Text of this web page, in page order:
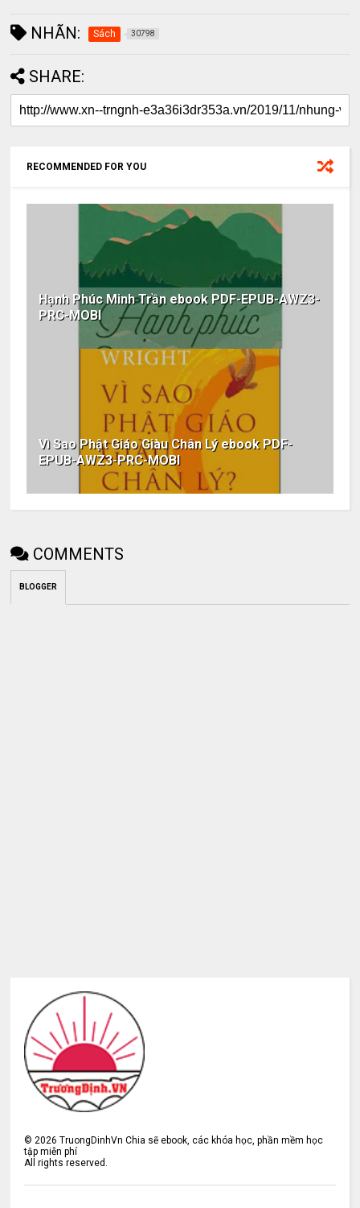
NHÃN: Sách 30798
SHARE:
RECOMMENDED FOR YOU
Hạnh Phúc Minh Trần ebook PDF-EPUB-AWZ3-
PRC-MOBI
Vì Sao Phật Giáo Giàu Chân Lý ebook PDF-
EPUB-AWZ3-PRC-MOBI
COMMENTS
BLOGGER
©2026 TruongDinhVn Chia sẽ ebook, các khóa học, phần mềm học
tập miễn phí
All rights reserved.